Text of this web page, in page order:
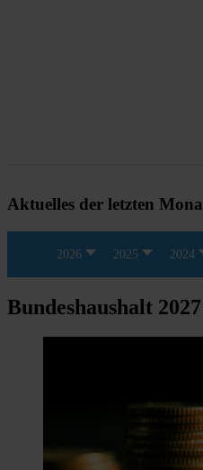
Aktuelles der letzten
2026 2025 2024
Bundeshaushalt